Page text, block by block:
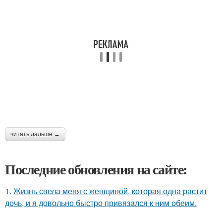
читать дальше →
Последние обновления на сайте:
1. Жизнь свела меня с женщиной, которая одна растит
дочь, и я довольно быстро привязался к ним обеим.